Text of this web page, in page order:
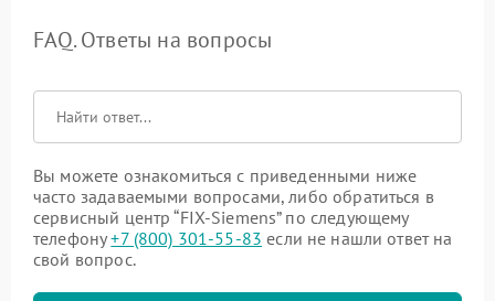
FAQ. Ответы на вопросы
Вы можете ознакомиться с приведенными ниже
часто задаваемыми вопросами, либо обратиться в
сервисный центр “FIX-Siemens” по следующему
телефону+7 (800) 301-55-83 если не нашли ответ на
свой вопрос.